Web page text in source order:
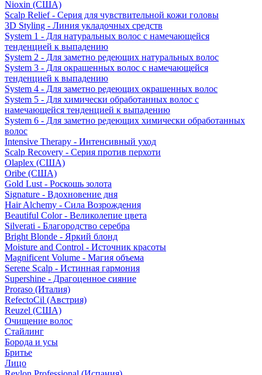
Nioxin (США)
Scalp Relief - Серия для чувствительной кожи головы
3D Styling - Линия укладочных средств
System 1 - Для натуральных волос с намечающейся
тенденцией к выпадению
System 2 - Для заметно редеющих натуральных волос
System 3 - Для окрашенных волос с намечающейся
тенденцией к выпадению
System 4 - Для заметно редеющих окрашенных волос
System 5 - Для химически обработанных волос с
намечающейся тенденцией к выпадению
System 6 - Для заметно редеющих химически обработанных
волос
Intensive Therapy - Интенсивный уход
Scalp Recovery - Серия против перхоти
Olaplex (США)
Oribe (США)
Gold Lust - Роскошь золота
Signature - Вдохновение дня
Hair Alchemy - Сила Возрождения
Beautiful Color - Великолепие цвета
Silverati - Благородство серебра
Bright Blonde - Яркий блонд
Moisture and Control - Источник красоты
Magnificent Volume - Магия объема
Serene Scalp - Истинная гармония
Supershine - Драгоценное сияние
Proraso (Италия)
RefectoCil (Австрия)
Reuzel (США)
Очищение волос
Стайлинг
Борода и усы
Бритье
Лицо